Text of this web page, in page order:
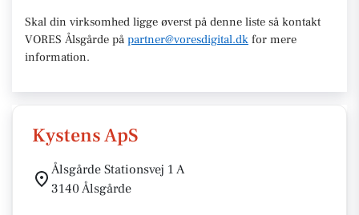
Skal din virksomhed ligge øverst på denne liste så kontakt
VORES Ålsgårde på partner@voresdigital.dk for mere
information.
Kystens ApS
Ålsgårde Stationsvej 1 A
3140 Ålsgårde